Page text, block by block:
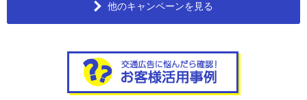
他のキャンペーンを見る